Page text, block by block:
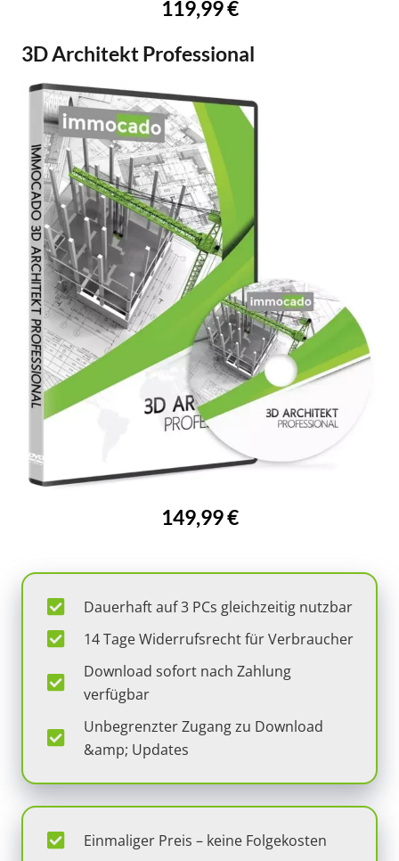
119,99 €
3D Architekt Professional
149,99 €
Dauerhaft auf 3 PCs gleichzeitig nutzbar
14 Tage Widerrufsrecht für Verbraucher
Download sofort nach Zahlung
verfügbar
Unbegrenzter Zugang zu Download
&amp; Updates
Einmaliger Preis – keine Folgekosten